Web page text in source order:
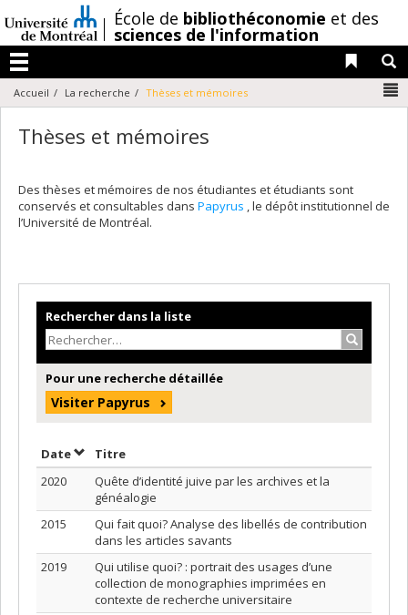
au
contenu
/École de bibliothéconomie et des
sciences de l'information
Menu
Liens
Accueil La recherche Thèses et mémoires
Thèses et mémoires
Des thèses et mémoires de nos étudiantes et étudiants sont
conservés et consultables dans Papyrus , le dépôt institutionnel de
l’Université de Montréal.
Rechercher dans la liste
Pour une recherche détaillée
Visiter Papyrus
DateTrier par date en ordre croissant
Titre
2020
Quête d’identité juive par les archives et la
généalogie
2015
Qui fait quoi? Analyse des libellés de contribution
dans les articles savants
2019
Qui utilise quoi? : portrait des usages d’une
collection de monographies imprimées en
contexte de recherche universitaire